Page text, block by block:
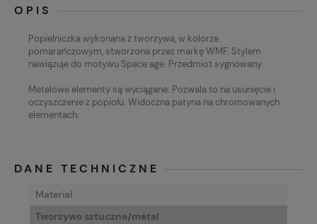
OPIS
Popielniczka wykonana z tworzywa, w kolorze
pomarańczowym, stworzona przez markę WMF. Stylem
nawiązuje do motywu Space age. Przedmiot sygnowany.
Metalowe elementy są wyciągane. Pozwala to na usunięcie i
oczyszczenie z popiołu. Widoczna patyna na chromowanych
elementach.
DANE TECHNICZNE
Materiał
Tworzywo sztuczne/metal